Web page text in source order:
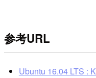
参考URL
Ubuntu 16.04 LTS :